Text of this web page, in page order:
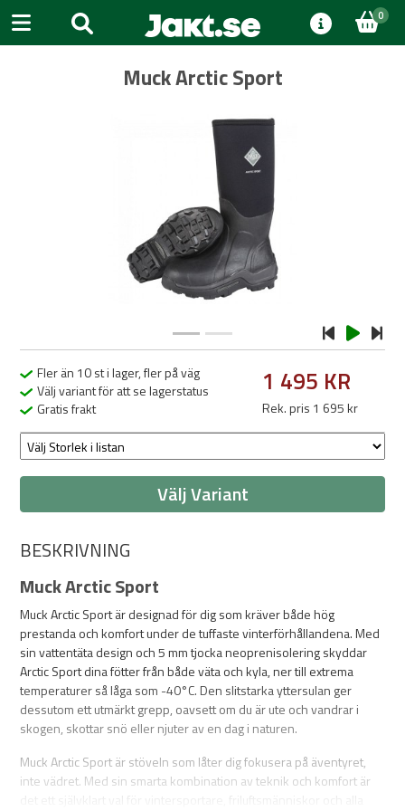
0
Muck Arctic Sport
Fler än 10 st i lager, fler på väg
Välj variant för att se lagerstatus
Gratis frakt
1 495 KR
Rek. pris 1 695 kr
Välj Variant
BESKRIVNING
Muck Arctic Sport
Muck Arctic Sport är designad för dig som kräver både hög
prestanda och komfort under de tuffaste vinterförhållandena. Med
sin vattentäta design och 5 mm tjocka neoprenisolering skyddar
Arctic Sport dina fötter från både väta och kyla, ner till extrema
temperaturer så låga som -40°C. Den slitstarka yttersulan ger
dessutom ett utmärkt grepp, oavsett om du är ute och vandrar i
skogen, skottar snö eller njuter av en dag i naturen.
Muck Arctic Sport är stöveln som låter dig fokusera på äventyret,
inte vädret. Med sin smarta kombination av teknik och komfort är